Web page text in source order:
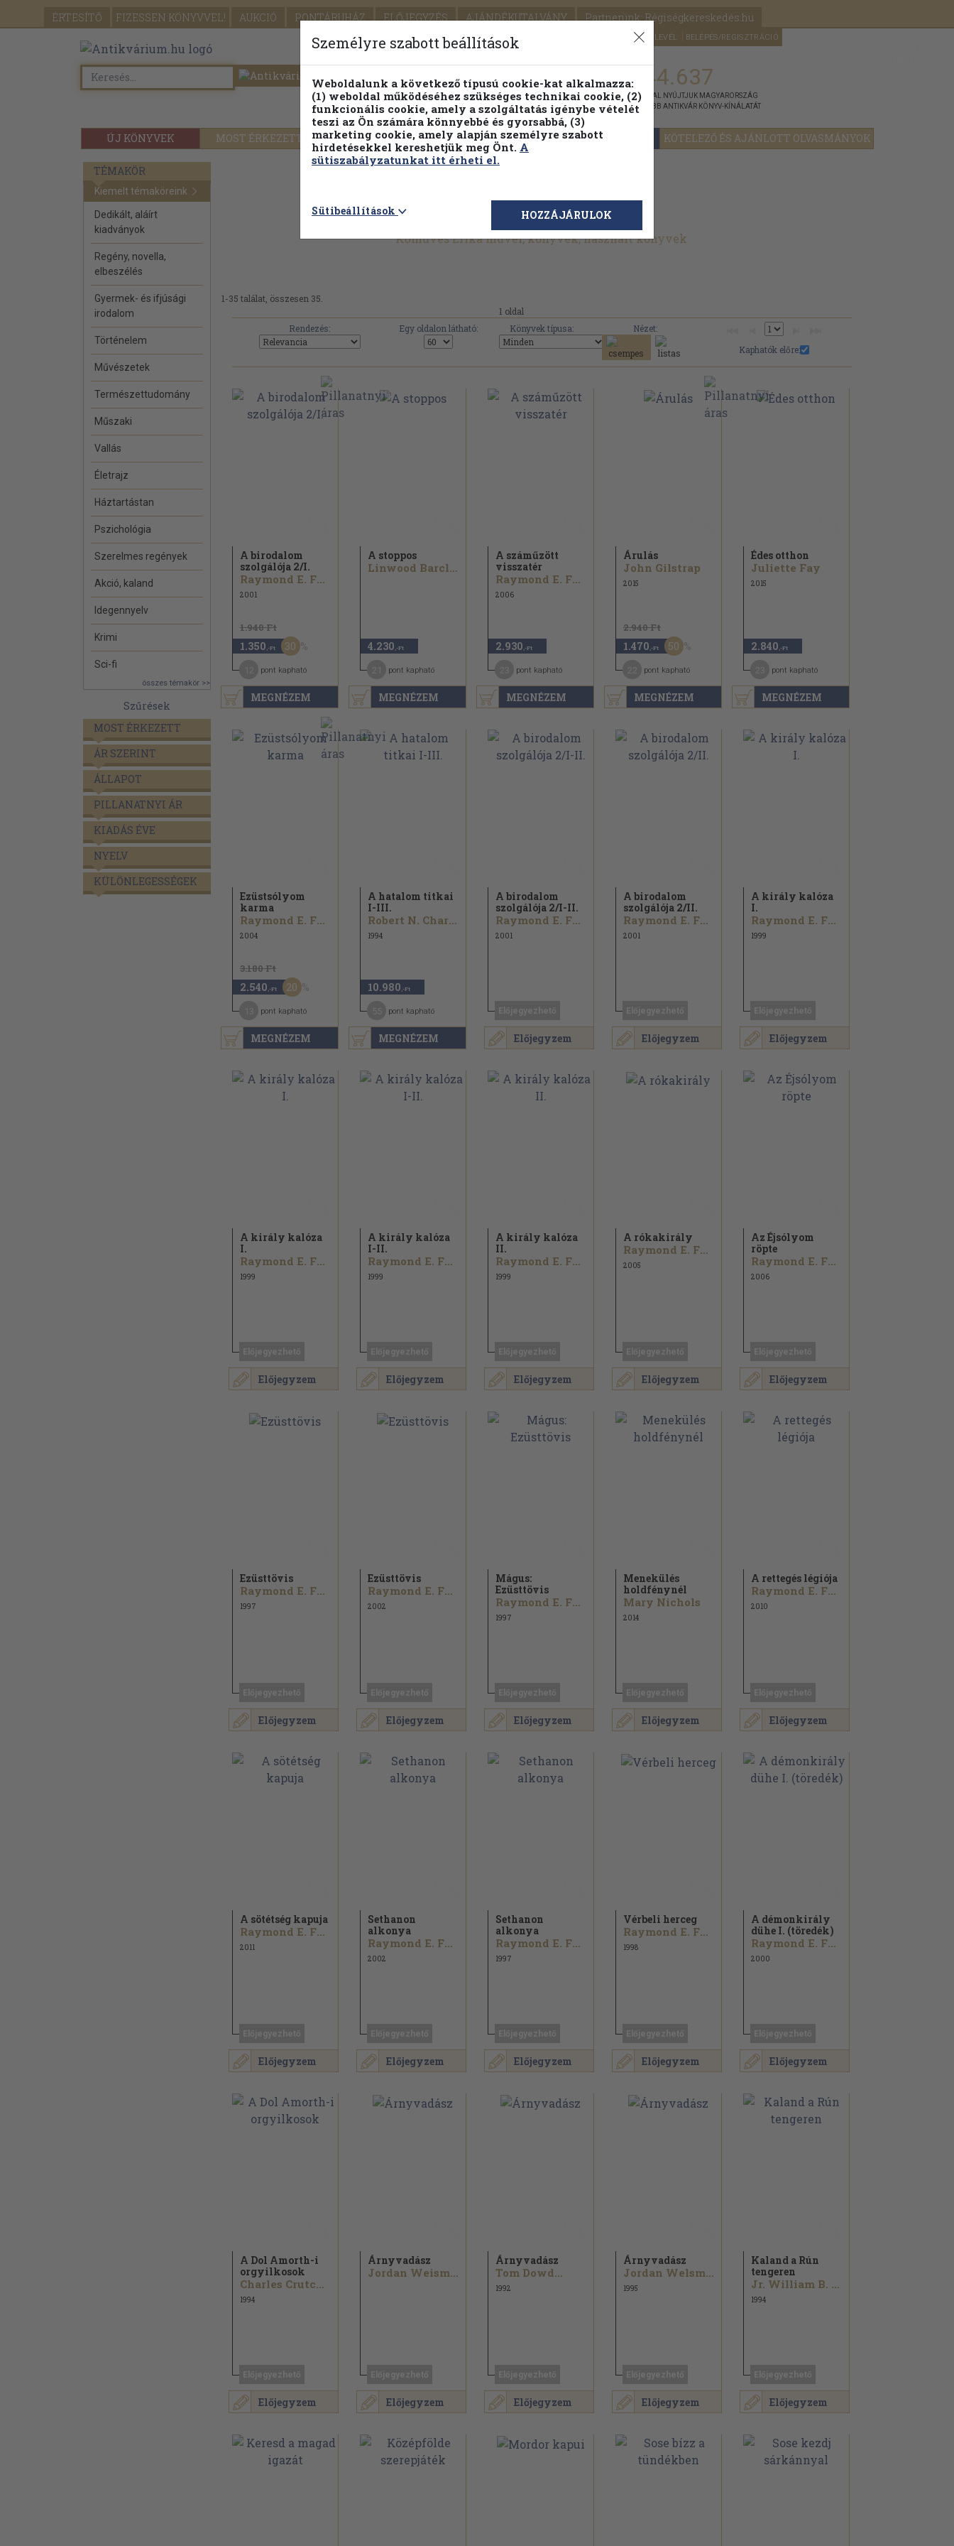
ÉRTESÍTŐ FIZESSEN KÖNYVVEL! AUKCIÓ PONTÁRUHÁZ ELŐJEGYZÉS AJÁNDÉKUTALVÁNY Partnerünk: Régiségkereskedés.hu
SEGÍTSÉG HÍRLEVÉL BELÉPÉS/REGISZTRÁCIÓ
ÚJ KÖNYVEK MOST ÉRKEZETT PILLANATNYI ÁRAINK FENNTARTHATÓ OLVASMÁNYOK KÖTELEZŐ ÉS AJÁNLOTT OLVASMÁNYOK
Részletes kereső Témaköri fa 1.144.637
KIADVÁNNYAL NYÚJTJUK MAGYARORSZÁG
LEGNAGYOBB ANTIKVÁR KÖNYV-KÍNÁLATÁT
TÉMAKÖR
Kiemelt témaköreink
Dedikált, aláírt
kiadványok
Regény, novella,
elbeszélés
Gyermek- és ifjúsági
irodalom
Történelem
Művészetek
Természettudomány
Műszaki
Vallás
Életrajz
Háztartástan
Pszichológia
Szerelmes regények
Akció, kaland
Idegennyelv
Krimi
Sci-fi
összes témakör >>
Szűrések
MOST ÉRKEZETT
ÁR SZERINT
ÁLLAPOT
PILLANATNYI ÁR
KIADÁS ÉVE
NYELV
KÜLÖNLEGESSÉGEK
Kőműves Erika művei, könyvek, használt könyvek
1-35 találat, összesen 35.
1 oldal
Rendezés:
Egy oldalon látható: Könyvek típusa:
Nézet:
Kaphatók előre:
MEGNÉZEM
A birodalom
szolgálója 2/I.
Raymond E. Feist...
2001
1.940 Ft
1.350 ,-Ft 30
pont kapható
MEGNÉZEM
A stoppos
Linwood Barclay
4.230 ,-Ft
pont kapható
MEGNÉZEM
A száműzött
visszatér
Raymond E. Feist
2006
2.930 ,-Ft
pont kapható
MEGNÉZEM
Árulás
John Gilstrap
2015
2.940 Ft
1.470 ,-Ft 50
pont kapható
MEGNÉZEM
Édes otthon
Juliette Fay
2015
2.840 ,-Ft
pont kapható
MEGNÉZEM
Ezüstsólyom
karma
Raymond E. Feist
2004
3.180 Ft
2.540 ,-Ft 20
pont kapható
MEGNÉZEM
A hatalom titkai
I-III.
Robert N. Charrette
1994
10.980 ,-Ft
pont kapható
Előjegyzem
A birodalom
szolgálója 2/I-II.
Raymond E. Feist...
2001
Előjegyzem
A birodalom
szolgálója 2/II.
Raymond E. Feist...
2001
Előjegyzem
A király kalóza
I.
Raymond E. Feist
1999
Előjegyzem
A király kalóza
I.
Raymond E. Feist
1999
Előjegyzem
A király kalóza
I-II.
Raymond E. Feist
1999
Előjegyzem
A király kalóza
II.
Raymond E. Feist
1999
Előjegyzem
A rókakirály
Raymond E. Feist
2005
Előjegyzem
Az Éjsólyom
röpte
Raymond E. Feist
2006
Előjegyzem
Ezüsttövis
Raymond E. Feist
1997
Előjegyzem
Ezüsttövis
Raymond E. Feist
2002
Előjegyzem
Mágus:
Ezüsttövis
Raymond E. Feist
1997
Előjegyzem
Menekülés
holdfénynél
Mary Nichols
2014
Előjegyzem
A rettegés légiója
Raymond E. Feist
2010
Előjegyzem
A sötétség kapuja
Raymond E. Feist
2011
Előjegyzem
Sethanon
alkonya
Raymond E. Feist
2002
Előjegyzem
Sethanon
alkonya
Raymond E. Feist
1997
Előjegyzem
Vérbeli herceg
Raymond E. Feist
1998
Előjegyzem
A démonkirály
dühe I. (töredék)
Raymond E. Feist
2000
Előjegyzem
A Dol Amorth-i
orgyilkosok
Charles Crutchfield
1994
Előjegyzem
Árnyvadász
Jordan Weisman...
Előjegyzem
Árnyvadász
Tom Dowd...
1992
Előjegyzem
Árnyvadász
Jordan Welsman...
1995
Előjegyzem
Kaland a Rún
tengeren
Jr. William B. Feild...
1994
Személyre szabott beállítások
Weboldalunk a következő típusú cookie-kat alkalmazza:
(1) weboldal működéséhez szükséges technikai cookie, (2)
funkcionális cookie, amely a szolgáltatás igénybe vételét
teszi az Ön számára könnyebbé és gyorsabbá, (3)
marketing cookie, amely alapján személyre szabott
hirdetésekkel kereshetjük meg Önt. A
sütiszabályzatunkat itt érheti el.
Sütibeállítások HOZZÁJÁRULOK